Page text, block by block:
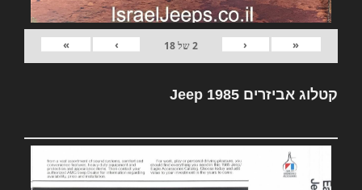
«
‹
2של18
›
»
קטלוג אביזרים Jeep 1985